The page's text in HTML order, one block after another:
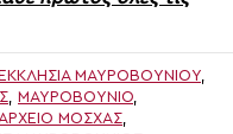
ΕΚΚΛΗΣΊΑ ΜΑΥΡΟΒΟΥΝΊΟΥ,
, ΜΑΥΡΟΒΟΎΝΙΟ,
ΜΌΣΧΑΣ,